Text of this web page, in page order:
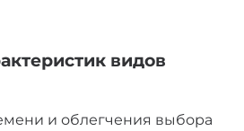
видов
и облегчения выбора